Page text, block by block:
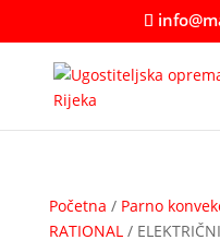
Početna / Parno
RATIONAL /